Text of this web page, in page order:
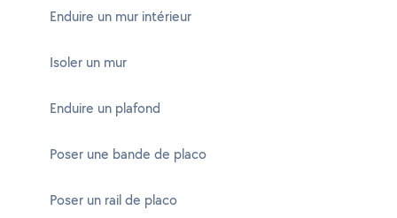
Enduire un mur intérieur
Isoler un mur
Enduire un plafond
Poser une bande de placo
Poser un rail de placo